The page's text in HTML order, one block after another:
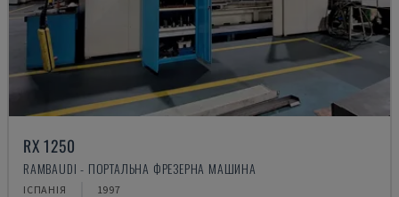
RX 1250
RAMBAUDI - ПОРТАЛЬНА ФРЕЗЕРНА МАШИНА
ІСПАНІЯ 1997